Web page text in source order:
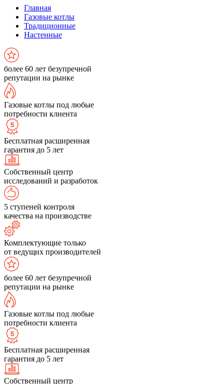
Главная
Газовые котлы
Традиционные
Настенные
более 60 лет безупречной
репутации на рынке
Газовые котлы под любые
потребности клиента
Бесплатная расширенная
гарантия до 5 лет
Собственный центр
исследований и разработок
5 ступеней контроля
качества на производстве
Комплектующие только
от ведущих производителей
более 60 лет безупречной
репутации на рынке
Газовые котлы под любые
потребности клиента
Бесплатная расширенная
гарантия до 5 лет
Собственный центр